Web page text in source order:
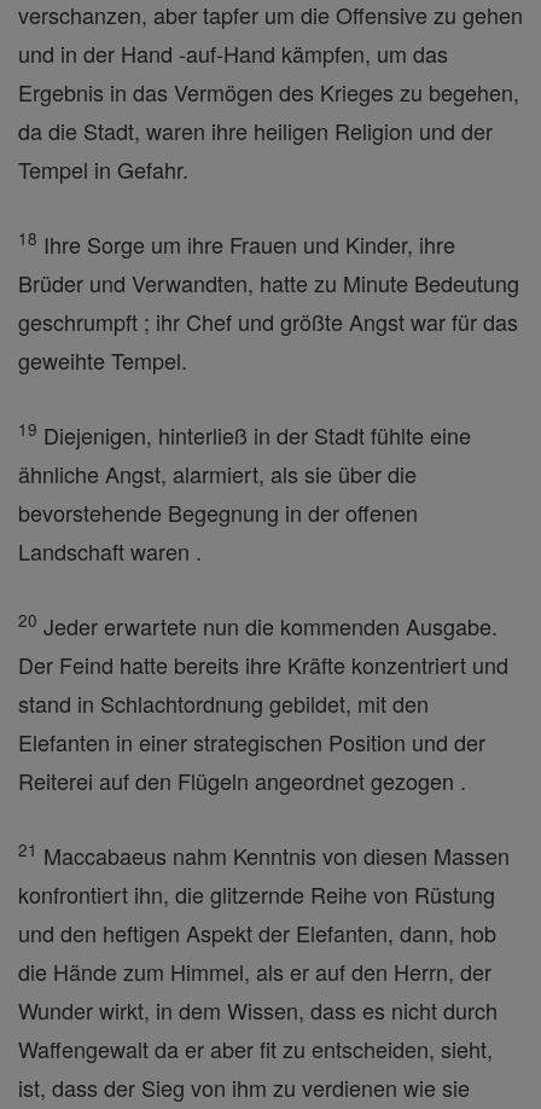
verschanzen, aber tapfer um die Offensive zu gehen
und in der Hand -auf-Hand kämpfen, um das
Ergebnis in das Vermögen des Krieges zu begehen,
da die Stadt, waren ihre heiligen Religion und der
Tempel in Gefahr.
18 Ihre Sorge um ihre Frauen und Kinder, ihre
Brüder und Verwandten, hatte zu Minute Bedeutung
geschrumpft ; ihr Chef und größte Angst war für das
geweihte Tempel.
19 Diejenigen, hinterließ in der Stadt fühlte eine
ähnliche Angst, alarmiert, als sie über die
bevorstehende Begegnung in der offenen
Landschaft waren .
20 Jeder erwartete nun die kommenden Ausgabe.
Der Feind hatte bereits ihre Kräfte konzentriert und
stand in Schlachtordnung gebildet, mit den
Elefanten in einer strategischen Position und der
Reiterei auf den Flügeln angeordnet gezogen .
21 Maccabaeus nahm Kenntnis von diesen Massen
konfrontiert ihn, die glitzernde Reihe von Rüstung
und den heftigen Aspekt der Elefanten, dann, hob
die Hände zum Himmel, als er auf den Herrn, der
Wunder wirkt, in dem Wissen, dass es nicht durch
Waffengewalt da er aber fit zu entscheiden, sieht,
ist, dass der Sieg von ihm zu verdienen wie sie